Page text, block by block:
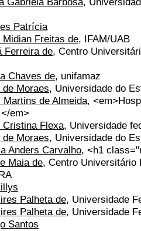
Patrícia
Midian Freitas de, IFAM/UAB
Ferreira de, Centro
Chaves de, unifamaz
Moraes, Universidade do
de Almeida,
em>
Cristina Flexa, Universidade
Moraes, Universidade do
Anders Carvalho, <h1
Maia de, Centro Universitário
Palheta de, Universidade
Palheta de, Universidade
Santos